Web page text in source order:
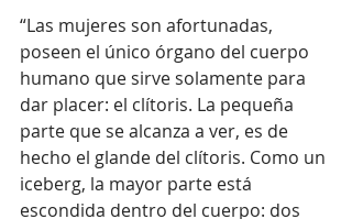
“Las mujeres son afortunadas,
poseen el único órgano del cuerpo
humano que sirve solamente para
dar placer: el clítoris. La pequeña
parte que se alcanza a ver, es de
hecho el glande del clítoris. Como un
iceberg, la mayor parte está
escondida dentro del cuerpo: dos